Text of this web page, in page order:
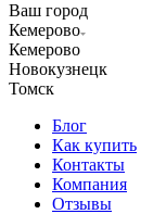
Ваш город
Кемерово
Кемерово
Новокузнецк
Томск
Блог
Как купить
Контакты
Компания
Отзывы